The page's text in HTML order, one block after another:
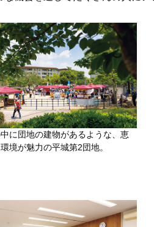
に団地の建物があるような、恵
境が魅力の平城第2団地。